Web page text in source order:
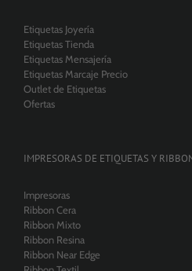
Etiquetas Joyería
Etiquetas Tienda
Etiquetas Mensajería
Etiquetas Marcaje Precio
Outlet de Etiquetas
Ofertas
IMPRESORAS DE ETIQUETAS Y
Impresoras
Ribbon Cera
Ribbon Mixto
Ribbon Resina
Ribbon Near Edge